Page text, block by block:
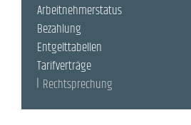
Arbeitnehmerstatus
Bezahlung
Entgelttabellen
Tarifverträge
Rechtsprechung